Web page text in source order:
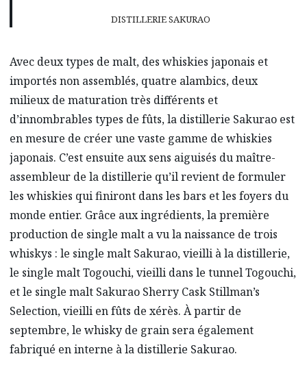
DISTILLERIE SAKURAO
Avec deux types de malt, des whiskies japonais et
importés non assemblés, quatre alambics, deux
milieux de maturation très différents et
d’innombrables types de fûts, la distillerie Sakurao est
en mesure de créer une vaste gamme de whiskies
japonais. C’est ensuite aux sens aiguisés du maître-
assembleur de la distillerie qu’il revient de formuler
les whiskies qui finiront dans les bars et les foyers du
monde entier. Grâce aux ingrédients, la première
production de single malt a vu la naissance de trois
whiskys : le single malt Sakurao, vieilli à la distillerie,
le single malt Togouchi, vieilli dans le tunnel Togouchi,
et le single malt Sakurao Sherry Cask Stillman’s
Selection, vieilli en fûts de xérès. À partir de
septembre, le whisky de grain sera également
fabriqué en interne à la distillerie Sakurao.